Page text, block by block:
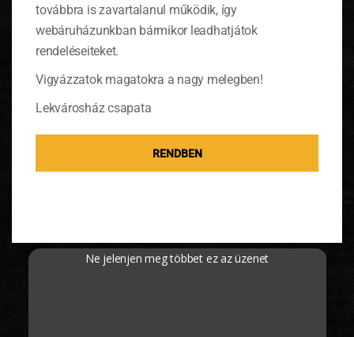
Egységár
27900 Ft/kg
TOVÁBBI INFORMÁCIÓK
továbbra is zavartalanul működik, így
webáruházunkban bármikor leadhatjátok
rendeléseiteket.
Vigyázzatok magatokra a nagy melegben!
Lekvárosház csapata
RENDBEN
Ne jelenjen meg többet ez az üzenet